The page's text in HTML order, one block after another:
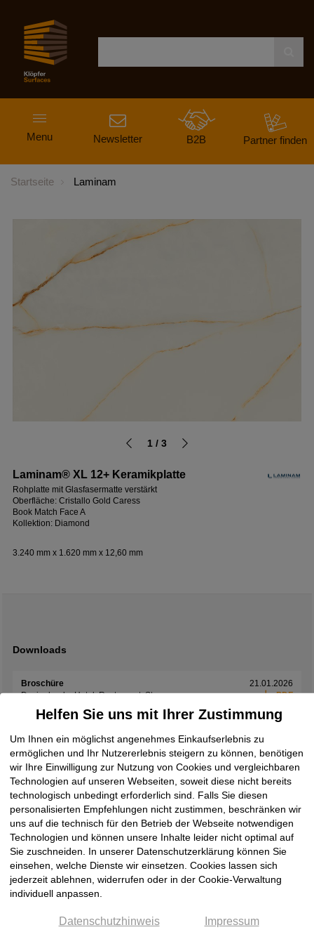
Navigation
ein-
ausblenden
Menu Newsletter B2B Partner finden
Startseite Laminam
1 / 3
Laminam® XL 12+ Keramikplatte
Rohplatte mit Glasfasermatte verstärkt
Oberfläche: Cristallo Gold Caress
Book Match Face A
Kollektion: Diamond
3.240 mm x 1.620 mm x 12,60 mm
Downloads
Broschüre
Designbook - Hotel, Restaurant, Store
21.01.2026
PDF
Broschüre
Exclusives Interieur
01.06.2026
Broschüre
Laminam Design Book 2026
08.06.2026
PDF
Broschüre
Laminam Ki No Bi Collection
19.05.2026
PDF
Broschüre
Laminam Rare Collection
08.06.2026
PDF
Broschüre
Laminam Supernova
08.06.2026
Broschüre
Laminam Surfaces Book 2026
Helfen Sie uns mit Ihrer Zustimmung
Um Ihnen ein möglichst angenehmes Einkaufserlebnis zu
ermöglichen und Ihr Nutzererlebnis steigern zu können, benötigen
wir Ihre Einwilligung zur Nutzung von Cookies und vergleichbaren
Technologien auf unseren Webseiten, soweit diese nicht bereits
technologisch unbedingt erforderlich sind. Falls Sie diesen
personalisierten Empfehlungen nicht zustimmen, beschränken wir
uns auf die technisch für den Betrieb der Webseite notwendigen
Technologien und können unsere Inhalte leider nicht optimal auf
Sie zuschneiden. In unserer Datenschutzerklärung können Sie
einsehen, welche Dienste wir einsetzen. Cookies lassen sich
jederzeit ablehnen, widerrufen oder in der Cookie-Verwaltung
individuell anpassen.
Datenschutzhinweis Impressum